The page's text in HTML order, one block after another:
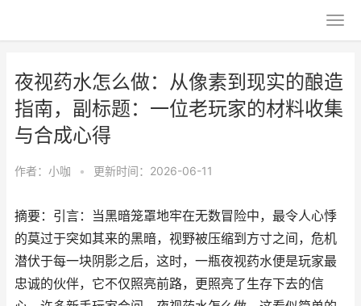
夜视药水怎么做：从像素到现实的酿造
指南，副标题：一位老玩家的材料收集
与合成心得
作者： 小咖 • 更新时间：2026-06-11
摘要：引言：当黑暗笼罩地牢在无数冒险中，最令人心悸
的莫过于突如其来的黑暗，视野被压缩到方寸之间，危机
潜伏于每一块阴影之后，这时，一瓶夜视药水便是玩家最
忠诚的伙伴，它不仅照亮前路，更照亮了生存下去的信